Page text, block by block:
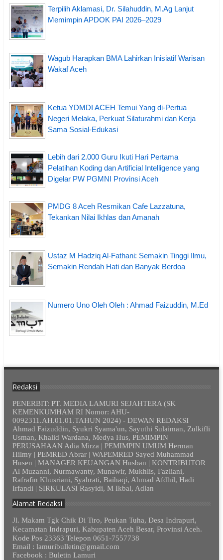
Terpilih Aklamasi, Dr. Silahuddin, M.Ag Lanjut
Memimpin APDOK PAI 2026–2029
Wagub Harapkan BMA Lahirkan Inisiatif Warisan
Wakaf Aceh
Ketua YDMDI ACEH Temui Yang di-Pertua
Negeri Melaka, Perkuat Silaturahmi dan Kerja
Sama Sosial-Edukasi
Lebih dari 2.000 Guru Ikuti Hari Pertama
Pelatihan Koding dan Artificial Intelligence yang
Digelar PW PGMNI Provinsi Aceh
PMDG 8 Aceh Resmikan Cafe Lazzatuna,
Tekankan Nilai Ikhlas dan Amanah
Ustaz M Hadziq Al-Fathani: Semakin Tinggi Ilmu,
Semakin Rendah Hati dan Banyak Berdoa
Numero Uno Oleh Oleh : Ahmad Faizuddin, M.Ed
Redaksi
PENERBIT: PT. MEDIA LAMURI SEJAHTERA (SK
KEMENKUMHAM RI Nomor: AHU-
0092311.AH.01.01.TAHUN 2024) - DEWAN REDAKSI
Ahmad Faizuddin, Syukri Syama'un, Sayuthi Sulaiman, Zulkifli
Usman, Khalid Wardana, Medya Hus, PEMIMPIN
PERUSAHAAN Adia Mirza | PEMIMPIN UMUM Herman
Hilmy | PEMRED Abrar | WAPEMRED Sayed Muhammad
Husen | MANAGER KEUANGAN Husban | KONTRIBUTOR
Al Muzanni, Nurmawanty, Munawir, Mukhlis, Fazliani,
Rafrafin Khusriani, Syahrati, Baihaqi, Ahmad Afdhil, Hadi
Irfandi | SIRKULASI Rasyidi, M Ikbal, Adlan
Alamat Redaksi
Jl. Makam Tgk Chik Di Tiro, Peukan Tuha, Desa Indrapuri,
Kecamatan Indrapuri, Kabupaten Aceh Besar, Provinsi Aceh.
Kode Pos 23363 Telepon 0651-7557738
Email : lamuribulletin@gmail.com
Facebook : Buletin Lamuri